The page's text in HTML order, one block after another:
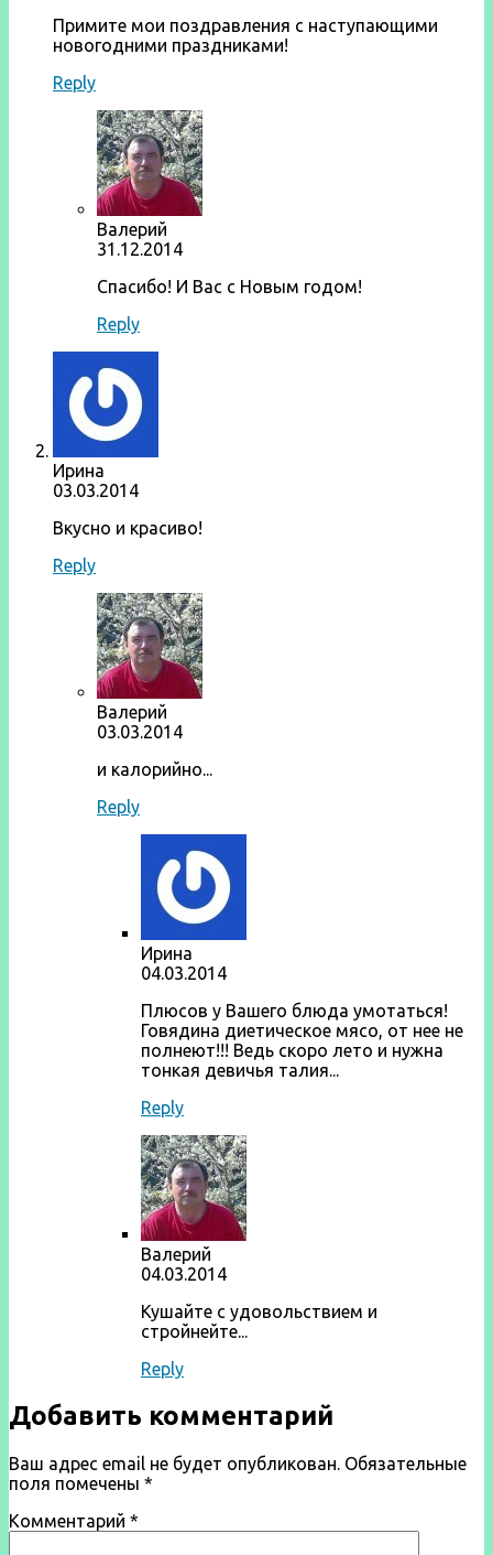
Примите мои поздравления с наступающими
новогодними праздниками!
Reply
Валерий
31.12.2014
Спасибо! И Вас с Новым годом!
Reply
Ирина
03.03.2014
Вкусно и красиво!
Reply
Валерий
03.03.2014
и калорийно...
Reply
Ирина
04.03.2014
Плюсов у Вашего блюда умотаться!
Говядина диетическое мясо, от нее не
полнеют!!! Ведь скоро лето и нужна
тонкая девичья талия...
Reply
Валерий
04.03.2014
Кушайте с удовольствием и
стройнейте...
Reply
Добавить комментарий
Ваш адрес email не будет опубликован. Обязательные
поля помечены *
Комментарий *